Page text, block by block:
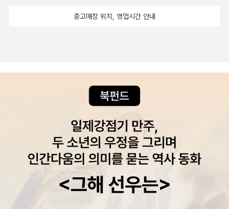
것 같아도 막상 실전에서 대화하면 표현이 떠오르지 않거나 버벅댈
수 있습니다. [실전 대화 연습 MP3] (파일명 TEST 01-2.mp3 ~ 2
0–2.mp3) 실전 대화연습 문제를 풀고 난 후에는 MP3파일로 네이
티브의 실제 대화를 꼭 한 번 들어보세요. MP3파일은 대화문을 두
번 들려줍니다. 표현이 생각나지 않거나 조금 더 연습하고 싶다면 해
당 대화문의 본책 MP3파일로 훈련하는 것도 좋습니다. <MP3파일
듣는 법> 1. QR코드 스캔하기 휴대폰의 QR코드 리더기로 스캔하면
MP3파일을 들을 수 있는 페이지가 나옵니다. 원하는 학습코너의 버
서 검색창에 도서명을 검색하면 MP3파일 다운로드와 바로 듣기가
중고매장 위치, 영업시간 안내